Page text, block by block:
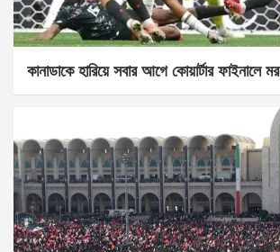
কানাডাকে হারিয়ে সবার আগে কোয়ার্টার ফাইনালে